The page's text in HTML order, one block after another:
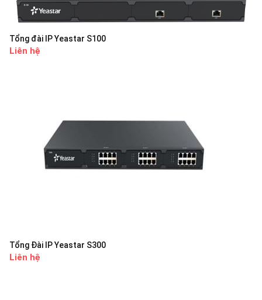
Tổng đài IP Yeastar S100
Liên hệ
Tổng Đài IP Yeastar S300
Liên hệ